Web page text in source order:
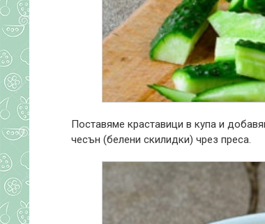
Поставяме краставици в купа и
чесън (белени скилидки) чрез преса.